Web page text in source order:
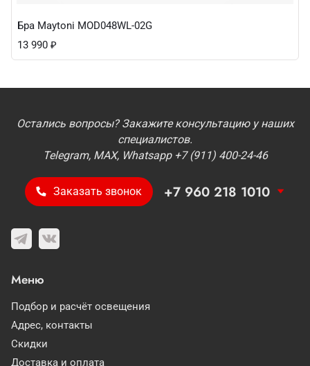
Бра Maytoni MOD048WL-02G
13 990 ₽
Остались вопросы? Закажите консультацию у наших
специалистов.
Telegram, MAX, Whatsapp +7 (911) 400-24-46
Заказать звонок +7 960 218 1010
Меню
Подбор и расчёт освещения
Адрес, контакты
Скидки
Доставка и оплата